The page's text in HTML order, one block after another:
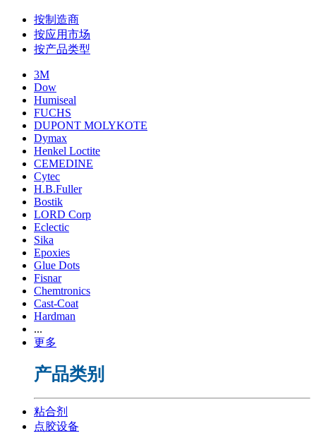
按制造商
按应用市场
按产品类型
3M
Dow
Humiseal
FUCHS
DUPONT MOLYKOTE
Dymax
Henkel Loctite
CEMEDINE
Cytec
H.B.Fuller
Bostik
LORD Corp
Eclectic
Sika
Epoxies
Glue Dots
Fisnar
Chemtronics
Cast-Coat
Hardman
...
更多
产品类别
粘合剂
点胶设备